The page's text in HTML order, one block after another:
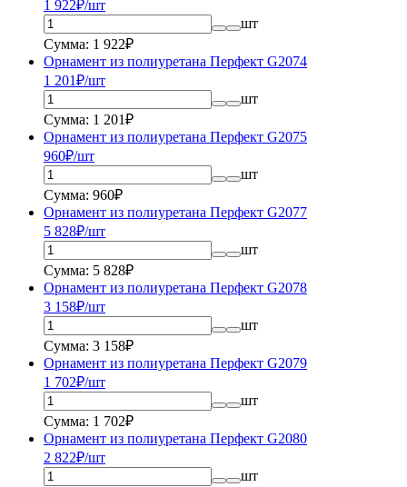
1 922₽/шт
шт
Сумма: 1 922₽
Орнамент из полиуретана Перфект G2074
1 201₽/шт
шт
Сумма: 1 201₽
Орнамент из полиуретана Перфект G2075
960₽/шт
шт
Сумма: 960₽
Орнамент из полиуретана Перфект G2077
5 828₽/шт
шт
Сумма: 5 828₽
Орнамент из полиуретана Перфект G2078
3 158₽/шт
шт
Сумма: 3 158₽
Орнамент из полиуретана Перфект G2079
1 702₽/шт
шт
Сумма: 1 702₽
Орнамент из полиуретана Перфект G2080
2 822₽/шт
шт